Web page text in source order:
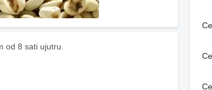
od 8 sati ujutru.